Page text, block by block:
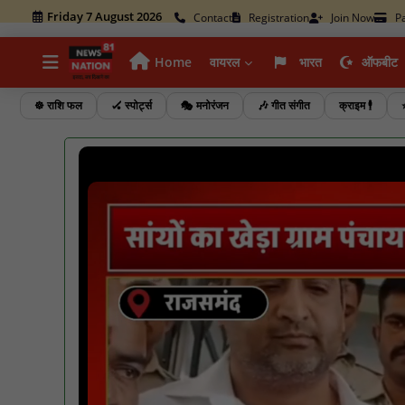
Friday 7 August 2026 Contact Registration Join Now
Home वायरल भारत ऑफबीट
☸️ राशि फल 🏑 स्पोर्ट्स 🎭 मनोरंजन 🎶 गीत संगीत क्राइम 🕴️